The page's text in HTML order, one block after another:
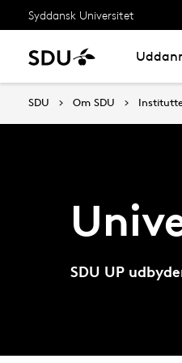
Syddansk Universitet
SDU Om SDU
SDU UP